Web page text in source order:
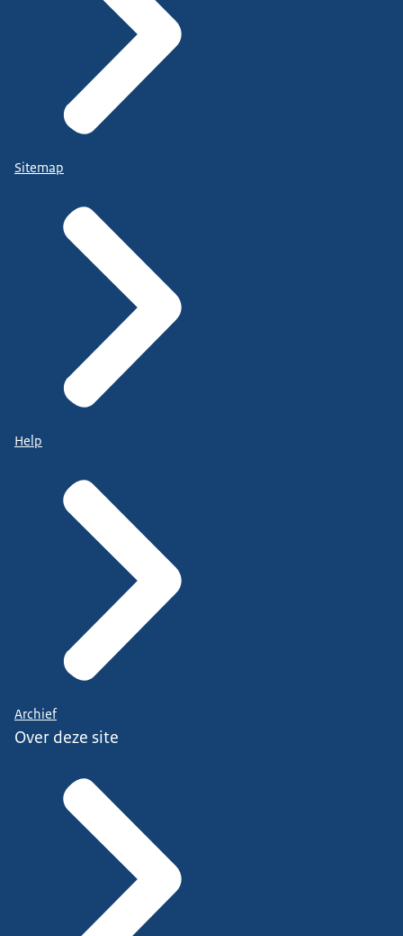
Sitemap
Help
Archief
Over deze site